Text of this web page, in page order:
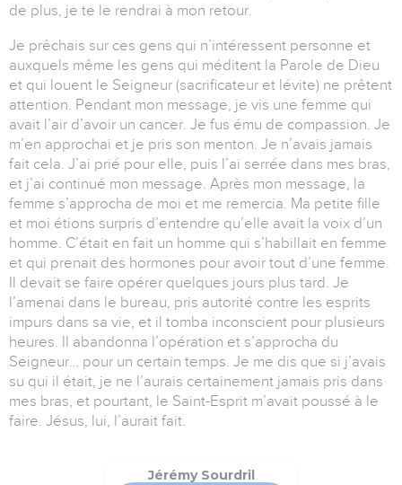
de plus, je te le rendrai à mon retour.
Je prêchais sur ces gens qui n’intéressent personne et
auxquels même les gens qui méditent la Parole de Dieu
et qui louent le Seigneur (sacrificateur et lévite) ne prêtent
attention. Pendant mon message, je vis une femme qui
avait l’air d’avoir un cancer. Je fus ému de compassion. Je
m’en approchai et je pris son menton. Je n’avais jamais
fait cela. J’ai prié pour elle, puis l’ai serrée dans mes bras,
et j’ai continué mon message. Après mon message, la
femme s’approcha de moi et me remercia. Ma petite fille
et moi étions surpris d’entendre qu’elle avait la voix d’un
homme. C’était en fait un homme qui s’habillait en femme
et qui prenait des hormones pour avoir tout d’une femme.
Il devait se faire opérer quelques jours plus tard. Je
l’amenai dans le bureau, pris autorité contre les esprits
impurs dans sa vie, et il tomba inconscient pour plusieurs
heures. Il abandonna l’opération et s’approcha du
Seigneur… pour un certain temps. Je me dis que si j’avais
su qui il était, je ne l’aurais certainement jamais pris dans
mes bras, et pourtant, le Saint-Esprit m’avait poussé à le
faire. Jésus, lui, l’aurait fait.
Jérémy Sourdril